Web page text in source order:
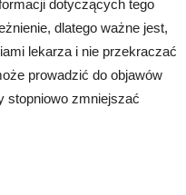
dotyczących tego
dlatego ważne jest,
lekarza i nie przekraczać
prowadzić do objawów
stopniowo zmniejszać